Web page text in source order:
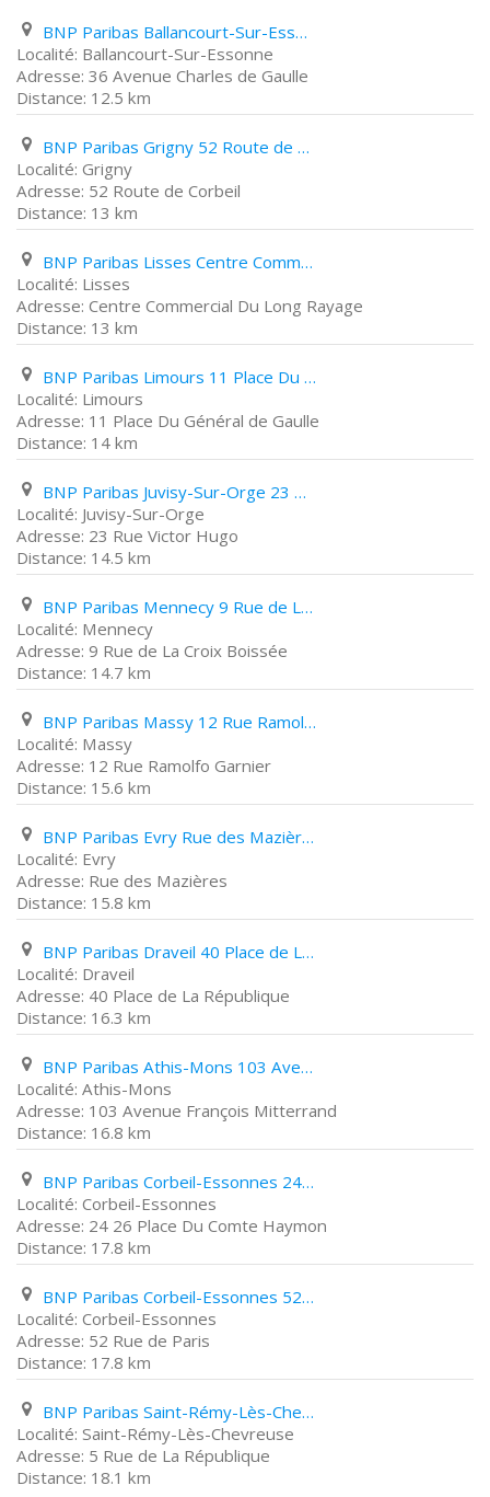
BNP Paribas Ballancourt-Sur-Essonne 36 Avenue Charles de Gaulle
Ballancourt-Sur-Essonne
36 Avenue Charles de Gaulle
12.5 km
BNP Paribas Grigny 52 Route de Corbeil
Grigny
52 Route de Corbeil
13 km
BNP Paribas Lisses Centre Commercial Du Long Rayage
Lisses
Centre Commercial Du Long Rayage
13 km
BNP Paribas Limours 11 Place Du Général de Gaulle
Limours
11 Place Du Général de Gaulle
14 km
BNP Paribas Juvisy-Sur-Orge 23 Rue Victor Hugo
Juvisy-Sur-Orge
23 Rue Victor Hugo
14.5 km
BNP Paribas Mennecy 9 Rue de La Croix Boissée
Mennecy
9 Rue de La Croix Boissée
14.7 km
BNP Paribas Massy 12 Rue Ramolfo Garnier
Massy
12 Rue Ramolfo Garnier
15.6 km
BNP Paribas Evry Rue des Mazières
Evry
Rue des Mazières
15.8 km
BNP Paribas Draveil 40 Place de La République
Draveil
40 Place de La République
16.3 km
BNP Paribas Athis-Mons 103 Avenue François Mitterrand
Athis-Mons
103 Avenue François Mitterrand
16.8 km
BNP Paribas Corbeil-Essonnes 24 26 Place Du Comte Haymon
Corbeil-Essonnes
24 26 Place Du Comte Haymon
17.8 km
BNP Paribas Corbeil-Essonnes 52 Rue de Paris
Corbeil-Essonnes
52 Rue de Paris
17.8 km
BNP Paribas Saint-Rémy-Lès-Chevreuse 5 Rue de La République
Saint-Rémy-Lès-Chevreuse
5 Rue de La République
18.1 km